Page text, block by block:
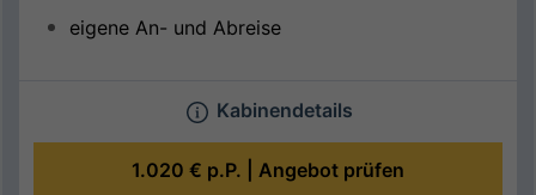
eigene An- und Abreise
Kabinendetails
1.020 € p.P. | Angebot prüfen